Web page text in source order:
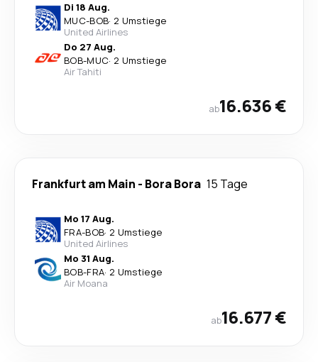
Di 18 Aug.
MUC-BOB· 2 Umstiege
United Airlines
Do 27 Aug.
BOB-MUC· 2 Umstiege
Air Tahiti
ab16.636 €
Frankfurt am Main - Bora Bora 15 Tage
Mo 17 Aug.
FRA-BOB· 2 Umstiege
United Airlines
Mo 31 Aug.
BOB-FRA· 2 Umstiege
Air Moana
ab16.677 €